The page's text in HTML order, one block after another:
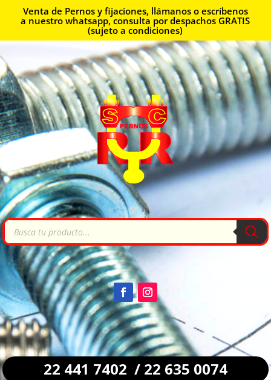
Venta de Pernos y fijaciones, llámanos o escríbenos
a nuestro whatsapp, consulta por despachos GRATIS
(sujeto a condiciones)
Búsqueda
productos
22 441 7402 / 22 635 0074